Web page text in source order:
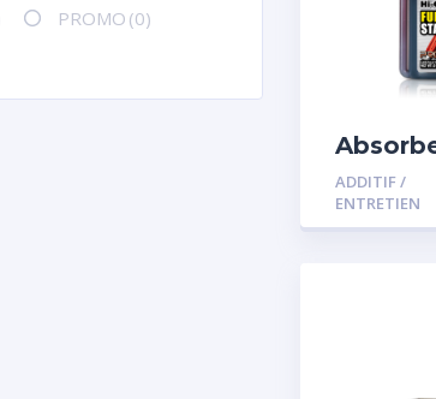
PROMO (0)
d’eau
ADDITIF /
ENTRETIEN